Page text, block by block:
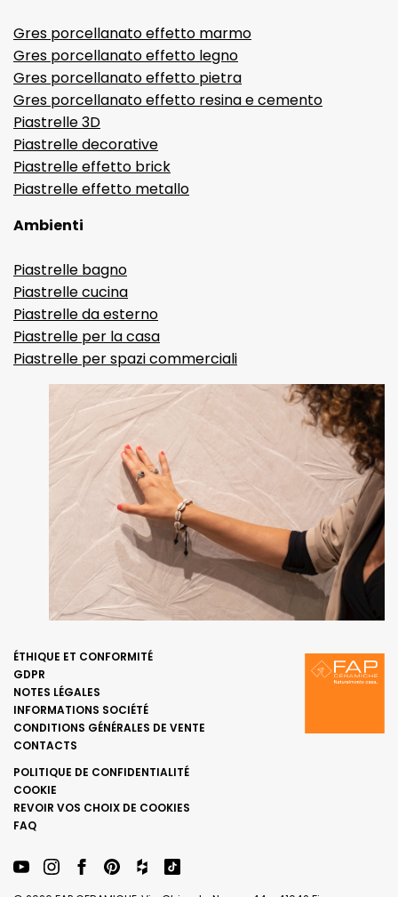
Gres porcellanato effetto marmo
Gres porcellanato effetto legno
Gres porcellanato effetto pietra
Gres porcellanato effetto resina e cemento
Piastrelle 3D
Piastrelle decorative
Piastrelle effetto brick
Piastrelle effetto metallo
Ambienti
Piastrelle bagno
Piastrelle cucina
Piastrelle da esterno
Piastrelle per la casa
Piastrelle per spazi commerciali
ÉTHIQUE ET CONFORMITÉ
GDPR
NOTES LÉGALES
INFORMATIONS SOCIÉTÉ
CONDITIONS GÉNÉRALES DE VENTE
CONTACTS
POLITIQUE DE CONFIDENTIALITÉ
COOKIE
REVOIR VOS CHOIX DE COOKIES
FAQ